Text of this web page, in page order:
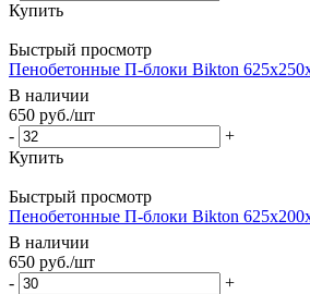
Купить
Быстрый просмотр
Пенобетонные П-блоки Bikton
В наличии
650 руб./шт
-
+
Купить
Быстрый просмотр
Пенобетонные П-блоки Bikton
В наличии
650 руб./шт
-
+